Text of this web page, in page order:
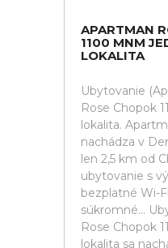
APARTMAN
1100 MNM
LOKALITA
Ubytovanie
Rose Chopok
lokalita.
nachádza v
len 2,5 km od
ubytovanie s
bezplatné Wi-
súkromné...
Rose Chopok
lokalita sa